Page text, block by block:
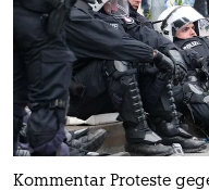
Kommentar Proteste